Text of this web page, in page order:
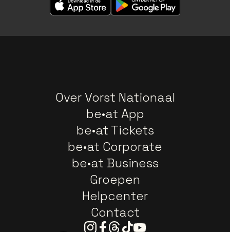
Over Vorst Nationaal
be•at App
be•at Tickets
be•at Corporate
be•at Business
Groepen
Helpcenter
Contact
Instagram
Facebook
Threads
TiktokYoutube